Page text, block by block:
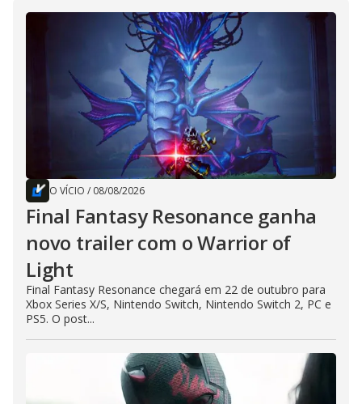
O VÍCIO / 08/08/2026
Final Fantasy Resonance ganha
novo trailer com o Warrior of
Light
Final Fantasy Resonance chegará em 22 de outubro para
Xbox Series X/S, Nintendo Switch, Nintendo Switch 2, PC e
PS5. O post...